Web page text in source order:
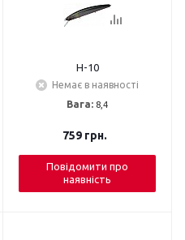
H-10
Немає в наявності
Вага: 8,4
759грн.
Повідомити про
наявність